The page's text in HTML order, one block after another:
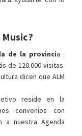
de la provincia .
de 120.000 visitas.
dicen que ALM
reside en la
convenios con
a nuestra Agenda